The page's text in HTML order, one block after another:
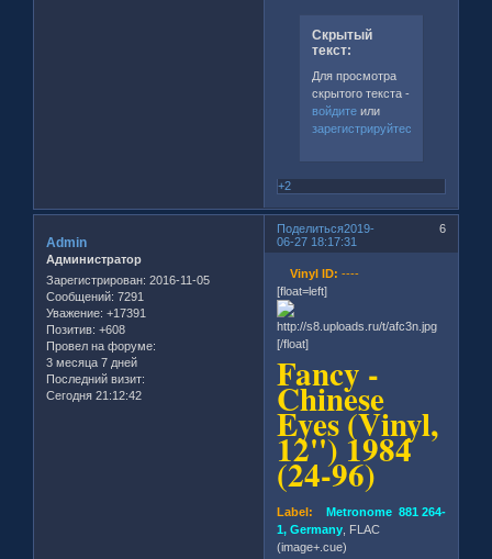
Скрытый
текст:
Для просмотра
скрытого текста -
войдитеили
зарегистрируйтесь
+2
Поделиться 6
2019-
06-27 18:17:31
Admin
Администратор
Зарегистрирован: 2016-11-05
Сообщений: 7291
Уважение: +17391
Позитив: +608
Провел на форуме:
3 месяца 7 дней
Последний визит:
Сегодня 21:12:42
Vinyl ID: ----
[float=left]
[/float]
Fancy -
Chinese
Eyes (Vinyl,
12'') 1984
(24-96)
Label: Metronome 881 264-
1, Germany , FLAC
(image+.cue)